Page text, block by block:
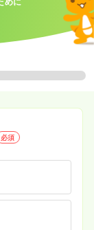
必須